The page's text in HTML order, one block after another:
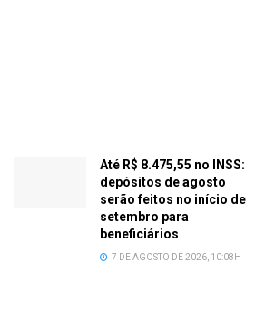
Até R$ 8.475,55 no INSS:
depósitos de agosto
serão feitos no início de
setembro para
beneficiários
7 DE AGOSTO DE 2026, 10:08H